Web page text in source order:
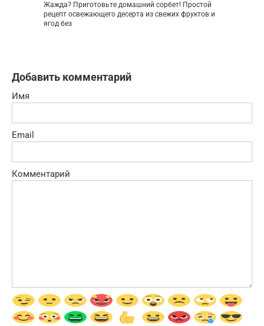
Жажда? Приготовьте домашний сорбет! Простой
рецепт освежающего десерта из свежих фруктов и
ягод без
Добавить комментарий
Имя
Email
Комментарий